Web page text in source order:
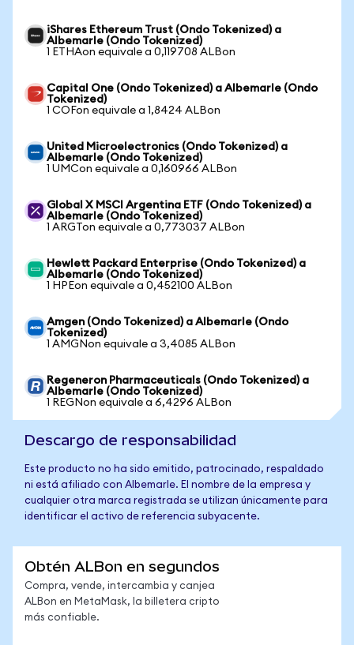
iShares Ethereum Trust (Ondo Tokenized) a
Albemarle (Ondo Tokenized)
1 ETHAon equivale a 0,119708 ALBon
Capital One (Ondo Tokenized) a Albemarle (Ondo
Tokenized)
1 COFon equivale a 1,8424 ALBon
United Microelectronics (Ondo Tokenized) a
Albemarle (Ondo Tokenized)
1 UMCon equivale a 0,160966 ALBon
Global X MSCI Argentina ETF (Ondo Tokenized) a
Albemarle (Ondo Tokenized)
1 ARGTon equivale a 0,773037 ALBon
Hewlett Packard Enterprise (Ondo Tokenized) a
Albemarle (Ondo Tokenized)
1 HPEon equivale a 0,452100 ALBon
Amgen (Ondo Tokenized) a Albemarle (Ondo
Tokenized)
1 AMGNon equivale a 3,4085 ALBon
Regeneron Pharmaceuticals (Ondo Tokenized) a
Albemarle (Ondo Tokenized)
1 REGNon equivale a 6,4296 ALBon
Descargo de responsabilidad
Este producto no ha sido emitido, patrocinado, respaldado
ni está afiliado con Albemarle. El nombre de la empresa y
cualquier otra marca registrada se utilizan únicamente para
identificar el activo de referencia subyacente.
Obtén ALBon en segundos
Compra, vende, intercambia y canjea
ALBon en MetaMask, la billetera cripto
más confiable.